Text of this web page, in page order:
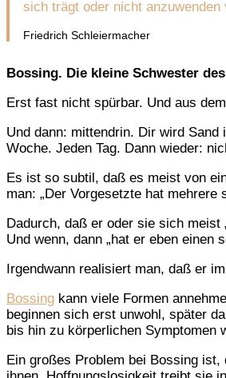
sich trägt oder nicht anzuwenden
Friedrich Schleiermacher
Bossing. Die kleine Schwester
Erst fast nicht spürbar. Und aus
Und dann: mittendrin. Dir wird
Woche. Jeden Tag. Dann wieder:
Es ist so subtil, daß es meist von
man: „Der Vorgesetzte hat mehrere
Dadurch, daß er oder sie sich
Und wenn, dann „hat er eben einen
Irgendwann realisiert man, daß er
Bossing kann viele Formen
beginnen sich erst unwohl, später
bis hin zu körperlichen Symptomen
Ein großes Problem bei Bossing